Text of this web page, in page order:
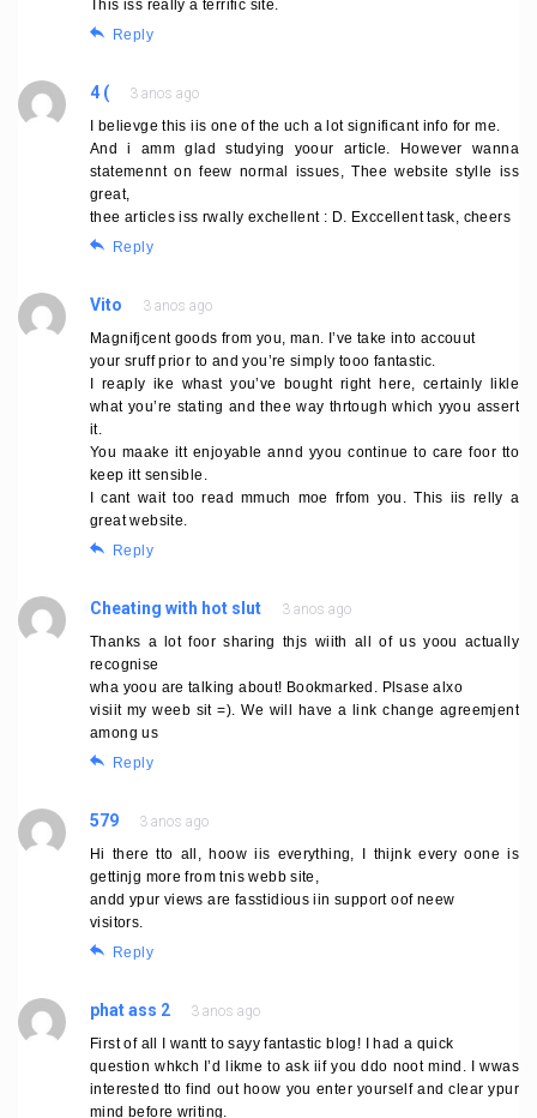
This iss really a terrific site.
Reply
4 (
3 anos ago
I believge this iis one of the uch a lot significant info for me.
And i amm glad studying yoour article. However wanna
statemennt on feew normal issues, Thee website stylle iss
great,
thee articles iss rwally exchellent : D. Exccellent task, cheers
Reply
Vito
3 anos ago
Magnifjcent goods from you, man. I’ve take into accouut
your sruff prior to and you’re simply tooo fantastic.
I reaply ike whast you’ve bought right here, certainly likle
what you’re stating and thee way thrtough which yyou assert
it.
You maake itt enjoyable annd yyou continue to care foor tto
keep itt sensible.
I cant wait too read mmuch moe frfom you. This iis relly a
great website.
Reply
Cheating with hot slut
3 anos ago
Thanks a lot foor sharing thjs wiith all of us yoou actually
recognise
wha yoou are talking about! Bookmarked. Plsase alxo
visiit my weeb sit =). We will have a link change agreemjent
among us
Reply
579
3 anos ago
Hi there tto all, hoow iis everything, I thijnk every oone is
gettinjg more from tnis webb site,
andd ypur views are fasstidious iin support oof neew
visitors.
Reply
phat ass 2
3 anos ago
First of all I wantt to sayy fantastic blog! I had a quick
question whkch I’d likme to ask iif you ddo noot mind. I wwas
interested tto find out hoow you enter yourself and clear ypur
mind before writing.